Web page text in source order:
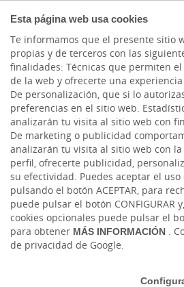
Esta página web usa cookies
Te informamos que el presente sitio
propias y de terceros con las
finalidades: Técnicas que permiten
de la web y ofrecerte una
De personalización, que si lo
preferencias en el sitio web.
analizarán tu visita al sitio web con
De marketing o publicidad
analizarán tu visita al sitio web con
perfil, ofrecerte publicidad,
su efectividad. Puedes aceptar el uso
pulsando el botón ACEPTAR, para
puede pulsar el botón CONFIGURAR
cookies opcionales puede pulsar el
para obtener MÁS INFORMACIÓN .
de privacidad de Google.
Cargando contenido, por favor
CAJASIETE
Sala de Prensa